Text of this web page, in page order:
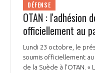
DÉFENSE
OTAN : l'adhésion
officiellement au
Lundi 23 octobre, le
soumis officiellement
de la Suède à l'OTAN.